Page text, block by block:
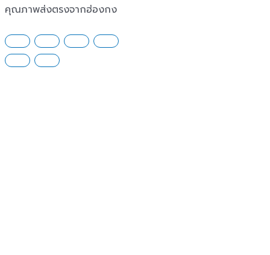
คุณภาพส่งตรงจากฮ่องกง